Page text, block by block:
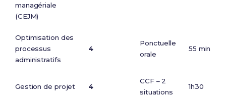
managériale
(CEJM)
Optimisation des
processus
administratifs
4
Ponctuelle
orale
55 min
Gestion de projet 4
CCF – 2
situations
1h30